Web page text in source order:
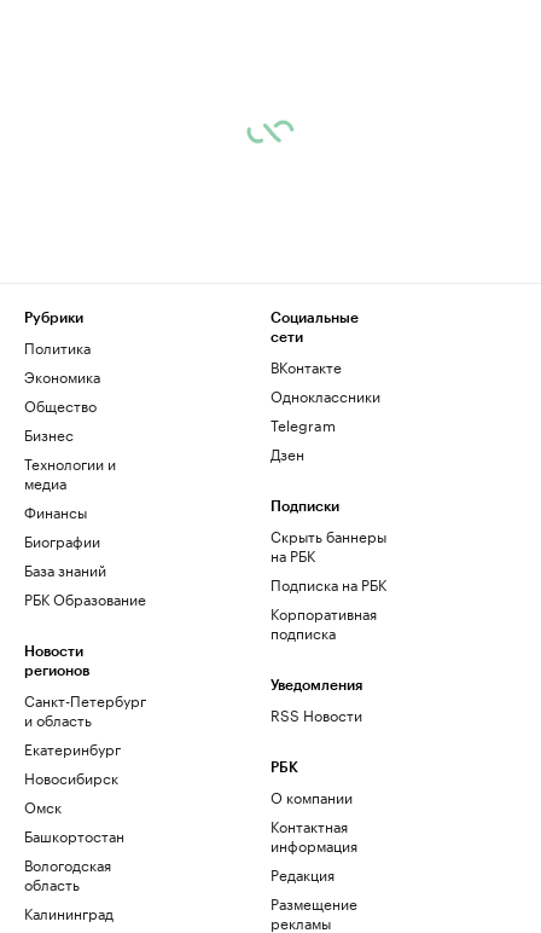
Рубрики
Политика
Экономика
Общество
Бизнес
Технологии и
медиа
Финансы
Биографии
База знаний
РБК Образование
Новости
регионов
Санкт-Петербург
и область
Екатеринбург
Новосибирск
Омск
Башкортостан
Вологодская
область
Калининград
Социальные
сети
ВКонтакте
Одноклассники
Telegram
Дзен
Подписки
Скрыть баннеры
на РБК
Подписка на РБК
Корпоративная
подписка
Уведомления
RSS Новости
РБК
О компании
Контактная
информация
Редакция
Размещение
рекламы